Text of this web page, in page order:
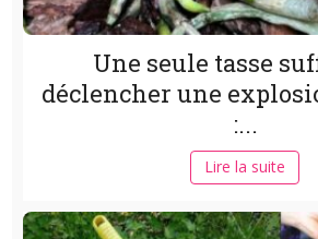
Une seule tasse
déclencher une
:...
Lire la suite